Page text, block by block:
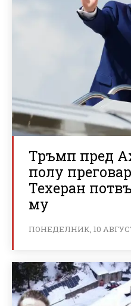
Тръмп пред
полу
Техеран
му
ПОНЕДЕЛНИК, 10